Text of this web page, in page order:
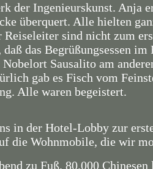
der Ingenieurskunst. Anja
überquert. Alle hielten
sind nicht zum
das Begrüßungsessen im
Sausalito am
gab es Fisch vom
Alle waren begeistert.
in der Hotel-Lobby zur
die Wohnmobile, die wir
zu Fuß. 80.000